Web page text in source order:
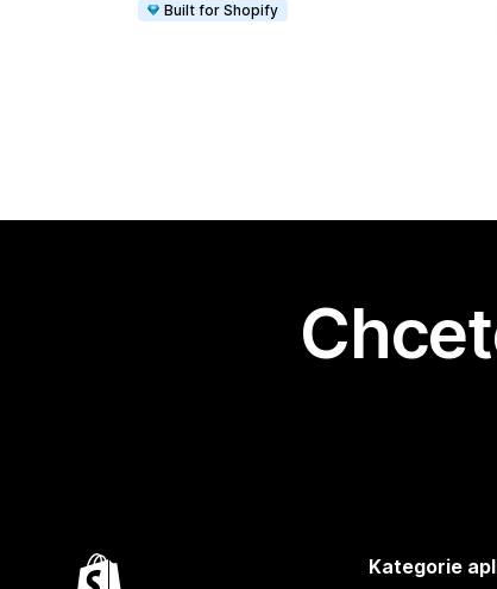
Built for Shopify
Kategorie